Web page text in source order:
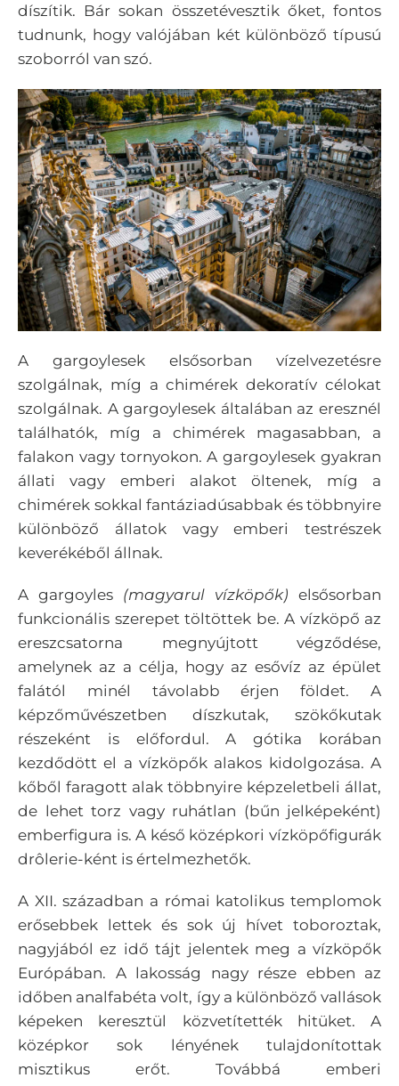
díszítik. Bár sokan összetévesztik őket, fontos
tudnunk, hogy valójában két különböző típusú
szoborról van szó.
A gargoylesek elsősorban vízelvezetésre
szolgálnak, míg a chimérek dekoratív célokat
szolgálnak. A gargoylesek általában az eresznél
találhatók, míg a chimérek magasabban, a
falakon vagy tornyokon.A gargoylesek gyakran
állati vagy emberi alakot öltenek, míg a
chimérek sokkal fantáziadúsabbak és többnyire
különböző állatok vagy emberi testrészek
keverékéből állnak.
A gargoyles (magyarul vízköpők) elsősorban
funkcionális szerepet töltöttek be. A vízköpő az
ereszcsatorna megnyújtott végződése,
amelynek az a célja, hogy az esővíz az épület
falától minél távolabb érjen földet. A
képzőművészetben díszkutak, szökőkutak
részeként is előfordul. A gótika korában
kezdődött el a vízköpők alakos kidolgozása. A
kőből faragott alak többnyire képzeletbeli állat,
de lehet torz vagy ruhátlan (bűn jelképeként)
emberfigura is. A késő középkori vízköpőfigurák
drôlerie-ként is értelmezhetők.
A XII. században a római katolikus templomok
erősebbek lettek és sok új hívet toboroztak,
nagyjából ez idő tájt jelentek meg a vízköpők
Európában. A lakosság nagy része ebben az
időben analfabéta volt, így a különböző vallások
képeken keresztül közvetítették hitüket. A
középkor sok lényének tulajdonítottak
misztikus erőt. Továbbá emberi